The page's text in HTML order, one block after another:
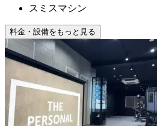
スミスマシン
料金・設備をもっと見る